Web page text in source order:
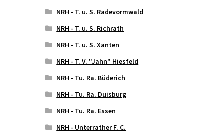
NRH - T. u. S. Radevormwald
NRH - T. u. S. Richrath
NRH - T. u. S. Xanten
NRH - T. V. "Jahn" Hiesfeld
NRH - Tu. Ra. Büderich
NRH - Tu. Ra. Duisburg
NRH - Tu. Ra. Essen
NRH - Unterrather F. C.